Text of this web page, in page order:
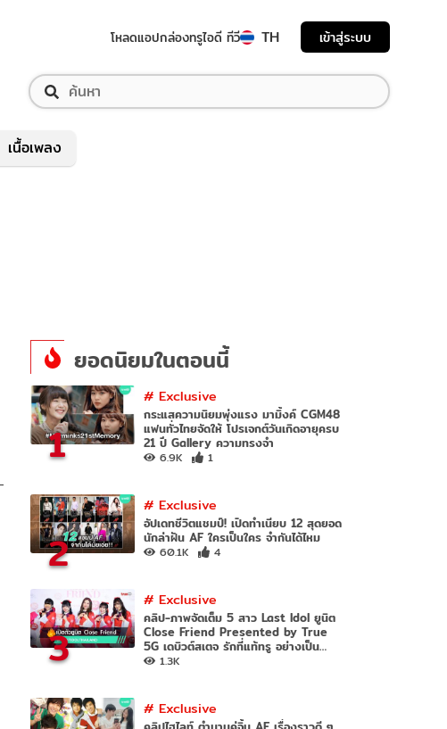
โหลดแอปกล่องทรูไอดี ทีวี TH เข้าสู่ระบบ
เนื้อเพลง
ยอดนิยมในตอนนี้
1
# Exclusive
กระแสความนิยมพุ่งแรง มามิ้งค์ CGM48
แฟนทั่วไทยจัดให้ โปรเจกต์วันเกิดอายุครบ
21 ปี Gallery ความทรงจำ
6.9K 1
2
# Exclusive
อัปเดทชีวิตแชมป์! เปิดทำเนียบ 12 สุดยอด
นักล่าฝัน AF ใครเป็นใคร จำกันได้ไหม
60.1K 4
3
# Exclusive
คลิป-ภาพจัดเต็ม 5 สาว Last Idol ยูนิต
Close Friend Presented by True
5G เดบิวต์สเตจ รักที่แท้ทรู อย่างเป็น
ทางการ
1.3K
# Exclusive